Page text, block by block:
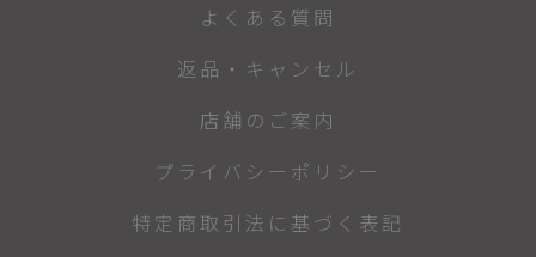
よくある質問
返品・キャンセル
店舗のご案内
プライバシーポリシー
特定商取引法に基づく表記